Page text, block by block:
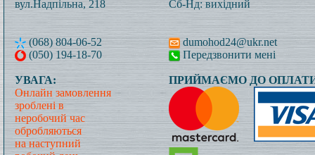
вул.Надпільна, 218
(068) 804-06-52
(050) 194-18-70
Сб-Нд: вихідний
dumohod24@ukr.net
Передзвонити мені
УВАГА:
Онлайн замовлення
зроблені в
неробочий час
обробляються
на наступний
ПРИЙМАЄМО ДО